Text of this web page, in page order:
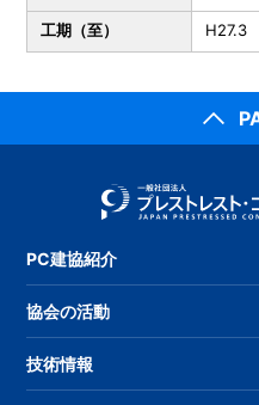
工期（至） H27.3
PC建協紹介
協会の活動
技術情報